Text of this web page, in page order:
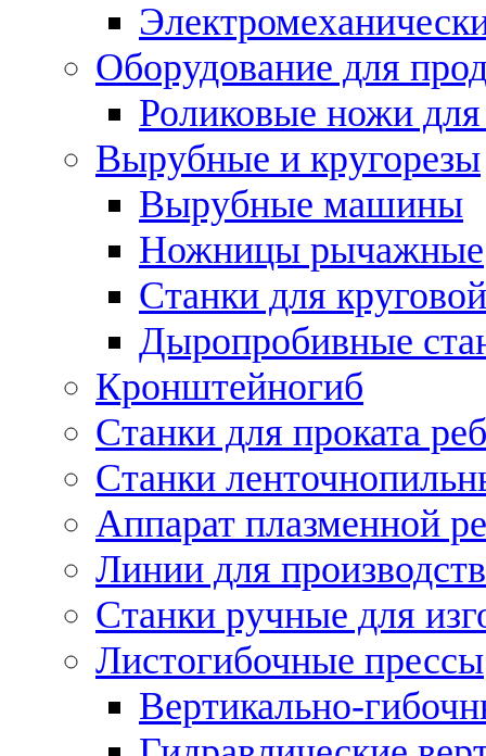
Оборудование для
Роликовые ножи для
Вырубные и кругорезы
Вырубные машины
Ножницы рычажные
Станки для
Дыропробивные
Кронштейногиб
Станки для проката
Станки
Аппарат плазменной
Линии для
Станки ручные для
Листогибочные прессы
Вертикально-